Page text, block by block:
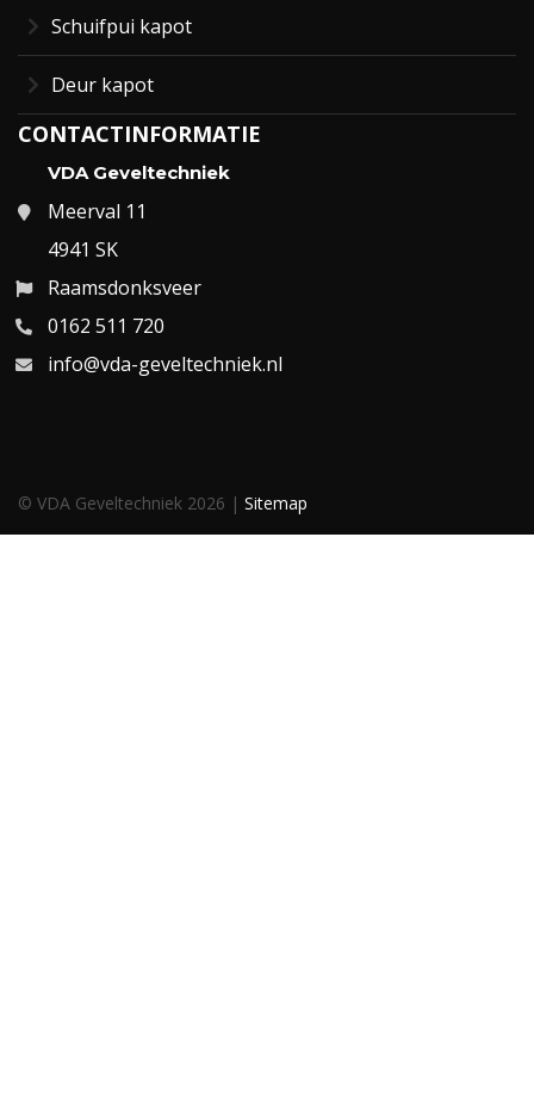
Schuifpui kapot
Deur kapot
CONTACTINFORMATIE
VDA Geveltechniek
Meerval 11
4941 SK
Raamsdonksveer
0162 511 720
info@vda-geveltechniek.nl
© VDA Geveltechniek 2026 | Sitemap